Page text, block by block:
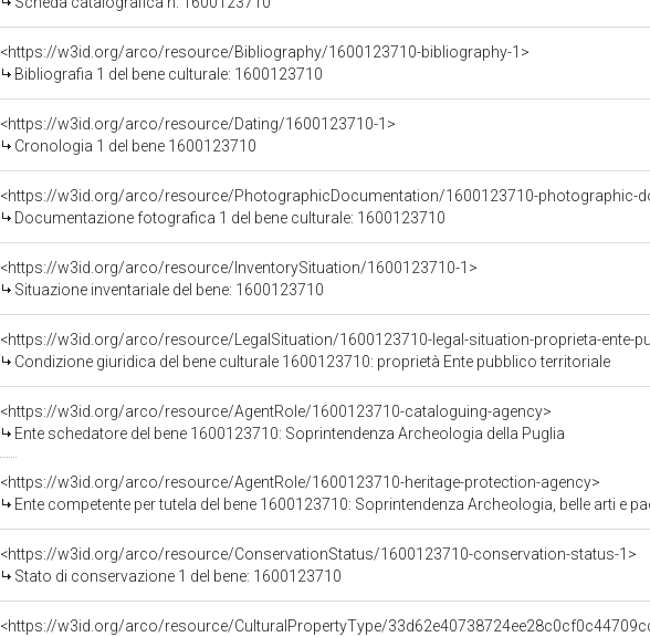
<https://w3id.org/arco/resource/Bibliography/1600123710-bibliography-1>
Bibliografia 1 del bene culturale: 1600123710
<https://w3id.org/arco/resource/Dating/1600123710-1>
Cronologia 1 del bene 1600123710
<https://w3id.org/arco/resource/PhotographicDocumentation/1600123710-photographic-
Documentazione fotografica 1 del bene culturale: 1600123710
<https://w3id.org/arco/resource/InventorySituation/1600123710-1>
Situazione inventariale del bene: 1600123710
<https://w3id.org/arco/resource/LegalSituation/1600123710-legal-situation-proprieta-ente-
Condizione giuridica del bene culturale 1600123710: proprietà Ente pubblico territoriale
<https://w3id.org/arco/resource/AgentRole/1600123710-cataloguing-agency>
Ente schedatore del bene 1600123710: Soprintendenza Archeologia della Puglia
<https://w3id.org/arco/resource/AgentRole/1600123710-heritage-protection-agency>
Ente competente per tutela del bene 1600123710: Soprintendenza Archeologia, belle arti e
<https://w3id.org/arco/resource/ConservationStatus/1600123710-conservation-status-1>
Stato di conservazione 1 del bene: 1600123710
<https://w3id.org/arco/resource/CulturalPropertyType/